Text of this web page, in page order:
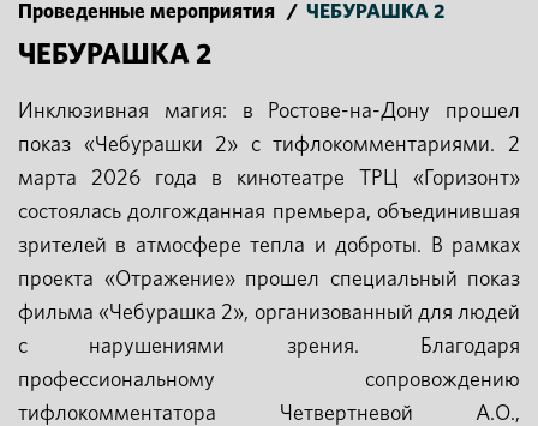
Проведенные мероприятия
/ ЧЕБУРАШКА 2
ЧЕБУРАШКА 2
Инклюзивная магия: в Ростове-на-Дону прошел
показ «Чебурашки 2» с тифлокомментариями. 2
марта 2026 года в кинотеатре ТРЦ «Горизонт»
состоялась долгожданная премьера, объединившая
зрителей в атмосфере тепла и доброты. В рамках
проекта «Отражение» прошел специальный показ
фильма «Чебурашка 2», организованный для людей
с нарушениями зрения. Благодаря
профессиональному сопровождению
тифлокомментатора Четвертневой А.О.,